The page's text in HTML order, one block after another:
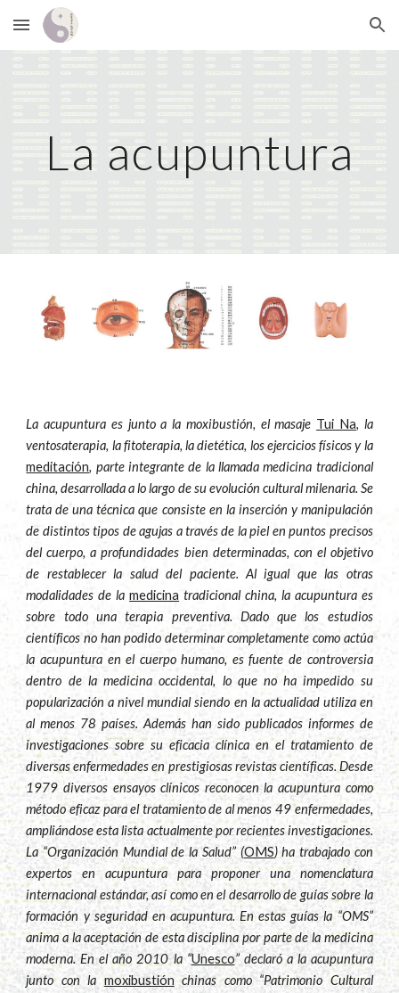
Skip to main content Skip to navigation
La acupuntura
La acupuntura es junto a la moxibustión, el masaje Tui Na, la
ventosaterapia, la fitoterapia, la dietética, los ejercicios físicos y la
meditación, parte integrante de la llamada medicina tradicional
china, desarrollada a lo largo de su evolución cultural milenaria. Se
trata de una técnica que consiste en la inserción y manipulación
de distintos tipos de agujas a través de la piel en puntos precisos
del cuerpo, a profundidades bien determinadas, con el objetivo
de restablecer la salud del paciente. Al igual que las otras
modalidades de lamedicina tradicional china, la acupuntura es
sobre todo una terapia preventiva. Dado que los estudios
científicos no han podido determinar completamente como actúa
la acupuntura en el cuerpo humano, es fuente de controversia
dentro de la medicina occidental, lo que no ha impedido su
popularización a nivel mundial siendo en la actualidad utiliza en
al menos 78 países. Además han sido publicados informes de
investigaciones sobre su eficacia clínica en el tratamiento de
diversas enfermedades en prestigiosas revistas científicas. Desde
1979 diversos ensayos clínicos reconocen la acupuntura como
método eficaz para el tratamiento de al menos 49 enfermedades,
ampliándose esta lista actualmente por recientes investigaciones.
La “Organización Mundial de la Salud” (OMS) ha trabajado con
expertos en acupuntura para proponer una nomenclatura
internacional estándar, así como en el desarrollo de guías sobre la
formación y seguridad en acupuntura. En estas guías la “OMS”
anima a la aceptación de esta disciplina por parte de la medicina
moderna. En el año 2010 la “Unesco” declaró a la acupuntura
junto con la moxibustión chinas como “Patrimonio Cultural